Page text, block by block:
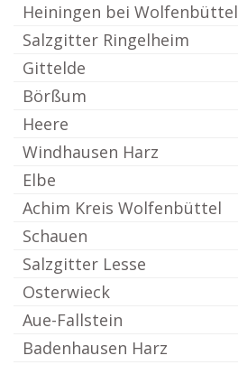
Heiningen bei Wolfenbüttel
Salzgitter Ringelheim
Gittelde
Börßum
Heere
Windhausen Harz
Elbe
Achim Kreis Wolfenbüttel
Schauen
Salzgitter Lesse
Osterwieck
Aue-Fallstein
Badenhausen Harz